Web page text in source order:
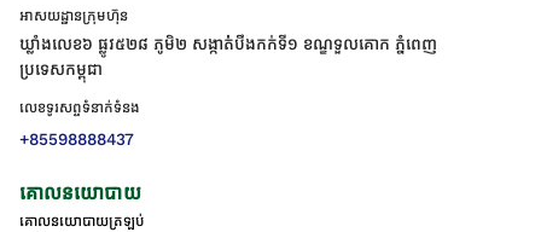
អាសយដ្ឋានក្រុមហ៊ុន
ឃ្លាំងលេខ៦ ផ្លូវ៥២៨ ភូមិ២ សង្កាត់់បឹងកក់ទី១ ខណ្ឌទួលគោក ភ្នំពេញ
ប្រទេសកម្ពុជា
លេខទូរសព្ទទំនាក់ទំនង
+85598888437
គោលនយោបាយ
គោលនយោបាយត្រឡប់